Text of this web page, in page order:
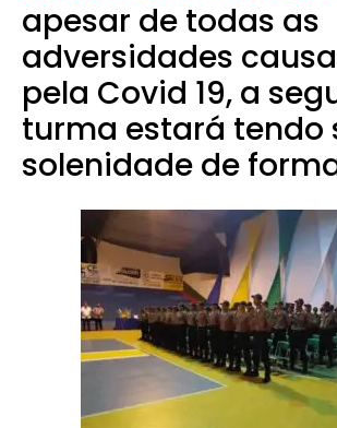
apesar de todas as
adversidades
pela Covid 19, a
turma estará tendo
solenidade de